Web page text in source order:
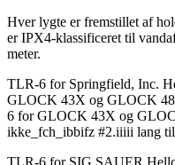
Hver lygte er fremstillet af
er IPX4-klassificeret til
meter.
TLR-6 for Springfield, Inc.
GLOCK 43X og GLOCK
6 for GLOCK 43X og
ikke_fch_ibbifz #2.iiiii lang
TLR-6 for SIG SAUER